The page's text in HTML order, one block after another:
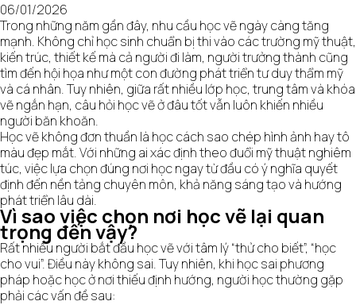
06/01/2026
Trong những năm gần đây, nhu cầu học vẽ ngày càng tăng
mạnh. Không chỉ học sinh chuẩn bị thi vào các trường mỹ thuật,
kiến trúc, thiết kế mà cả người đi làm, người trưởng thành cũng
tìm đến hội họa như một con đường phát triển tư duy thẩm mỹ
và cá nhân. Tuy nhiên, giữa rất nhiều lớp học, trung tâm và khóa
vẽ ngắn hạn, câu hỏi học vẽ ở đâu tốt vẫn luôn khiến nhiều
người băn khoăn.
Học vẽ không đơn thuần là học cách sao chép hình ảnh hay tô
màu đẹp mắt. Với những ai xác định theo đuổi mỹ thuật nghiêm
túc, việc lựa chọn đúng nơi học ngay từ đầu có ý nghĩa quyết
định đến nền tảng chuyên môn, khả năng sáng tạo và hướng
phát triển lâu dài.
Vì sao việc chọn nơi học vẽ lại quan
trọng đến vậy?
Rất nhiều người bắt đầu học vẽ với tâm lý “thử cho biết”, “học
cho vui”. Điều này không sai. Tuy nhiên, khi học sai phương
pháp hoặc học ở nơi thiếu định hướng, người học thường gặp
phải các vấn đề sau: